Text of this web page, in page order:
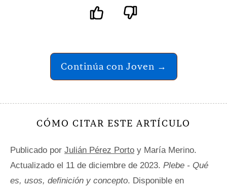
Continúa con Joven →
CÓMO CITAR ESTE ARTÍCULO
Publicado por Julián Pérez Porto y María Merino.
Actualizado el 11 de diciembre de 2023. Plebe - Qué
es, usos, definición y concepto. Disponible en